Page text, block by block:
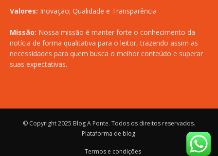
Valores: Inovação; Qualidade e Transparência
Missão: Nossa missão é manter forte o conhecimento da
notícia de forma qualitativa para o leitor, trazendo assim as
necessidades para quem busca o melhor conteúdo e superar
suas expectativas.
© Copyright 2025 Blog A Ponte. Todos os direitos reservados.
Plataforma de blog.
Termos e condições